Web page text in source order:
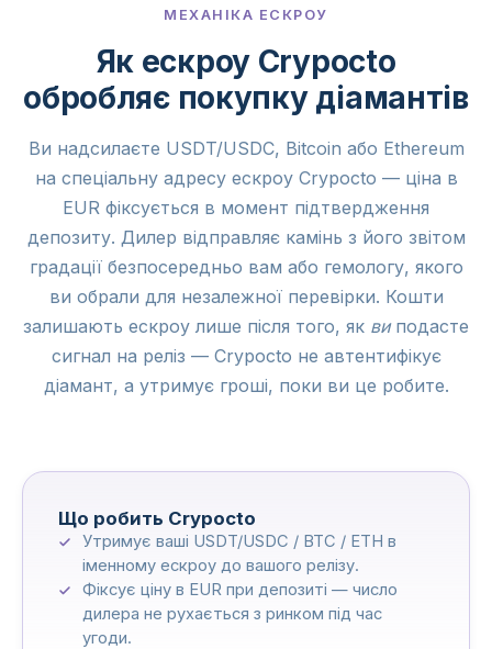
МЕХАНІКА ЕСКРОУ
Як ескроу Crypocto
обробляє покупку діамантів
Ви надсилаєте USDT/USDC, Bitcoin або Ethereum
на спеціальну адресу ескроу Crypocto — ціна в
EUR фіксується в момент підтвердження
депозиту. Дилер відправляє камінь з його звітом
градації безпосередньо вам або гемологу, якого
ви обрали для незалежної перевірки. Кошти
залишають ескроу лише після того, як виподасте
сигнал на реліз — Crypocto не автентифікує
діамант, а утримує гроші, поки ви це робите.
Що робить Crypocto
Утримує ваші USDT/USDC / BTC / ETH в
іменному ескроу до вашого релізу.
Фіксує ціну в EUR при депозиті — число
дилера не рухається з ринком під час
угоди.